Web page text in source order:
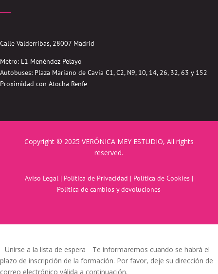
Calle Valderribas, 28007 Madrid
Metro: L1 Menéndez Pelayo
Autobuses: Plaza Mariano de Cavia C1, C2, N9, 10, 14, 26, 32, 63 y 152
Proximidad con Atocha Renfe
Copyright © 2025 VERÓNICA MEY ESTUDIO, All rights
reserved.
Aviso Legal| Política de Privacidad | Política de Cookies|
Política de cambios y devoluciones
Unirse a la lista de espera
Te informaremos cuando se habrá el
plazo de inscripción de la formación. Por favor, deje su dirección de
correo electrónico válida a continuación.